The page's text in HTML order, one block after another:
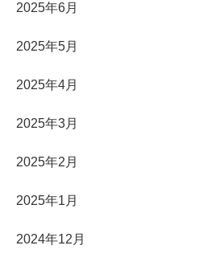
2025年6月
2025年5月
2025年4月
2025年3月
2025年2月
2025年1月
2024年12月